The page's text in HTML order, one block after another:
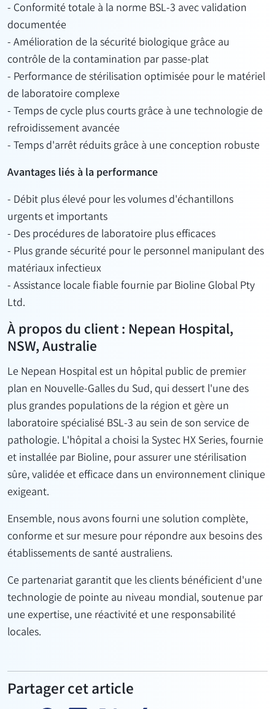
- Conformité totale à la norme BSL-3 avec validation
documentée
- Amélioration de la sécurité biologique grâce au
contrôle de la contamination par passe-plat
- Performance de stérilisation optimisée pour le matériel
de laboratoire complexe
- Temps de cycle plus courts grâce à une technologie de
refroidissement avancée
- Temps d'arrêt réduits grâce à une conception robuste
Avantages liés à la performance
- Débit plus élevé pour les volumes d'échantillons
urgents et importants
- Des procédures de laboratoire plus efficaces
- Plus grande sécurité pour le personnel manipulant des
matériaux infectieux
- Assistance locale fiable fournie par Bioline Global Pty
Ltd.
À propos du client : Nepean Hospital,
NSW, Australie
Le Nepean Hospital est un hôpital public de premier
plan en Nouvelle-Galles du Sud, qui dessert l'une des
plus grandes populations de la région et gère un
laboratoire spécialisé BSL-3 au sein de son service de
pathologie. L'hôpital a choisi la Systec HX Series, fournie
et installée par Bioline, pour assurer une stérilisation
sûre, validée et efficace dans un environnement clinique
exigeant.
Ensemble, nous avons fourni une solution complète,
conforme et sur mesure pour répondre aux besoins des
établissements de santé australiens.
Ce partenariat garantit que les clients bénéficient d'une
technologie de pointe au niveau mondial, soutenue par
une expertise, une réactivité et une responsabilité
locales.
Partager cet article